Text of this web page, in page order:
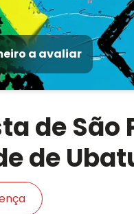
a avaliar
de
de